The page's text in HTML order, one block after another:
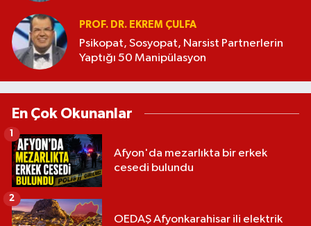
PROF. DR. EKREM ÇULFA
Psikopat, Sosyopat, Narsist Partnerlerin
Yaptığı 50 Manipülasyon
En Çok Okunanlar
Afyon'da mezarlıkta bir erkek
cesedi bulundu
1
OEDAŞ Afyonkarahisar ili elektrik
2